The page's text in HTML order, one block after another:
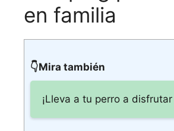
en familia
👇Mira también
¡Lleva a tu perro a